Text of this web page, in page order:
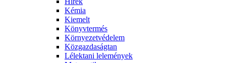
Kémia
Kiemelt
Könyvtermés
Környezetvédelem
Közgazdaságtan
Lélektani lelemények